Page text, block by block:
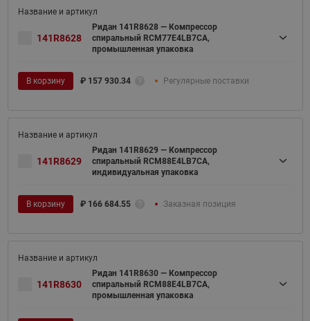
141R8628
Ридан 141R8628 — Компрессор
спиральный RCM77E4LB7CA,
промышленная упаковка
В корзину ₽ 157 930.34 Регулярные поставки
141R8629
Ридан 141R8629 — Компрессор
спиральный RCM88E4LB7CA,
индивидуальная упаковка
В корзину ₽ 166 684.55 Заказная позиция
141R8630
Ридан 141R8630 — Компрессор
спиральный RCM88E4LB7CA,
промышленная упаковка